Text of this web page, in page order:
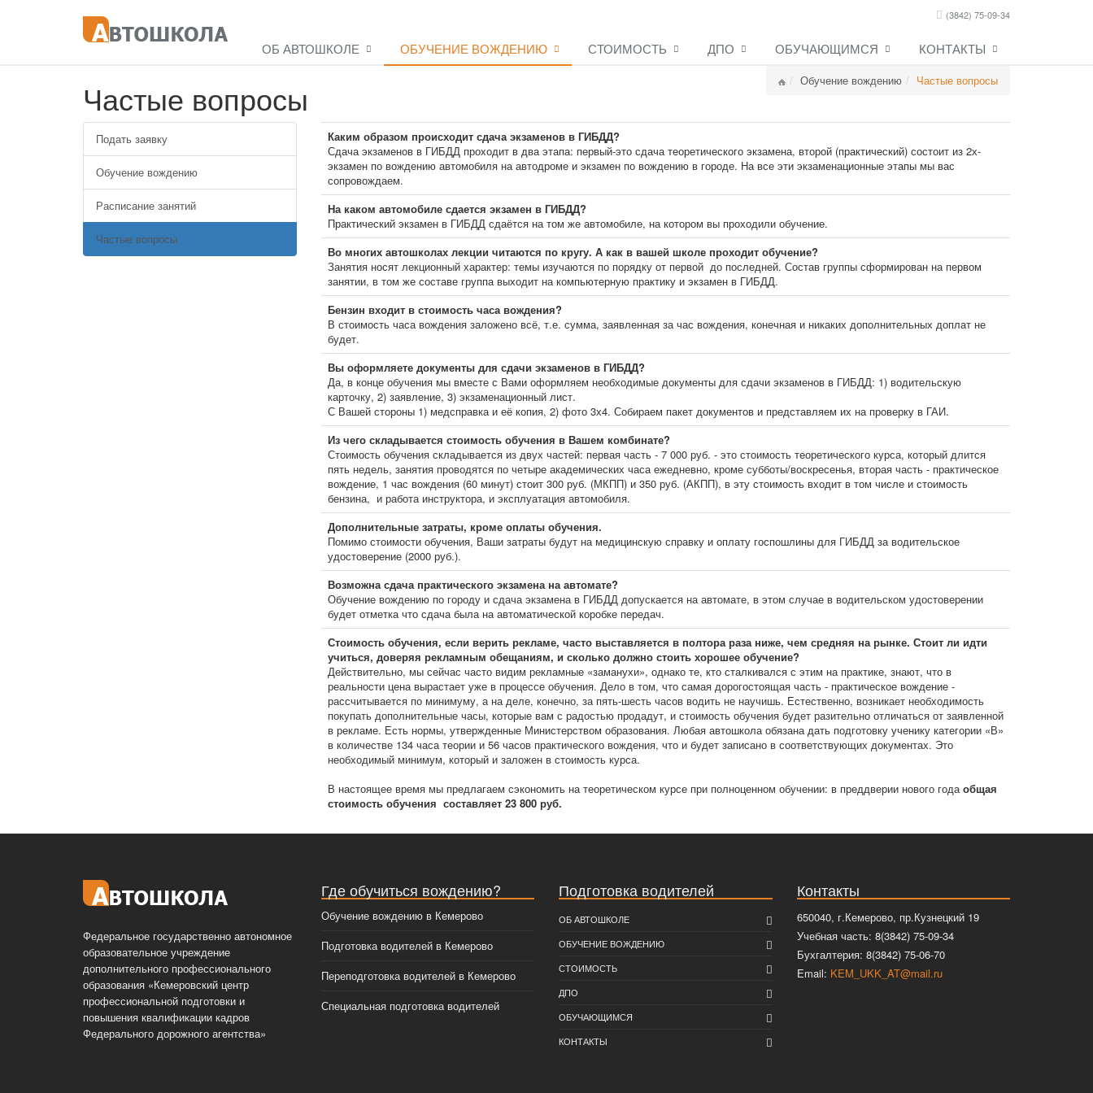
(3842) 75-09-34
ОБ АВТОШКОЛЕ ОБУЧЕНИЕ ВОЖДЕНИЮ СТОИМОСТЬ ДПО ОБУЧАЮЩИМСЯ КОНТАКТЫ
Частые вопросы Обучение вождению Частые вопросы
Подать заявку
Обучение вождению
Расписание занятий
Частые вопросы
Каким образом происходит сдача экзаменов в ГИБДД?
Сдача экзаменов в ГИБДД проходит в два этапа: первый-это сдача теоретического экзамена, второй (практический) состоит из 2х-
экзамен по вождению автомобиля на автодроме и экзамен по вождению в городе. На все эти экзаменационные этапы мы вас
сопровождаем.
На каком автомобиле сдается экзамен в ГИБДД?
Практический экзамен в ГИБДД сдаётся на том же автомобиле, на котором вы проходили обучение.
Во многих автошколах лекции читаются по кругу. А как в вашей школе проходит обучение?
Занятия носят лекционный характер: темы изучаются по порядку от первой до последней. Состав группы сформирован на первом
занятии, в том же составе группа выходит на компьютерную практику и экзамен в ГИБДД.
Бензин входит в стоимость часа вождения?
В стоимость часа вождения заложено всё, т.е. сумма, заявленная за час вождения, конечная и никаких дополнительных доплат не
будет.
Вы оформляете документы для сдачи экзаменов в ГИБДД?
Да, в конце обучения мы вместе с Вами оформляем необходимые документы для сдачи экзаменов в ГИБДД: 1) водительскую
карточку, 2) заявление, 3) экзаменационный лист.
С Вашей стороны 1) медсправка и её копия, 2) фото 3х4. Собираем пакет документов и представляем их на проверку в ГАИ.
Из чего складывается стоимость обучения в Вашем комбинате?
Стоимость обучения складывается из двух частей: первая часть - 7 000 руб. - это стоимость теоретического курса, который длится
пять недель, занятия проводятся по четыре академических часа ежедневно, кроме субботы/воскресенья, вторая часть - практическое
вождение, 1 час вождения (60 минут) стоит 300 руб. (МКПП) и 350 руб. (АКПП), в эту стоимость входит в том числе и стоимость
бензина, и работа инструктора, и эксплуатация автомобиля.
Дополнительные затраты, кроме оплаты обучения.
Помимо стоимости обучения, Ваши затраты будут на медицинскую справку и оплату госпошлины для ГИБДД за водительское
удостоверение (2000 руб.).
Возможна сдача практического экзамена на автомате?
Обучение вождению по городу и сдача экзамена в ГИБДД допускается на автомате, в этом случае в водительском удостоверении
будет отметка что сдача была на автоматической коробке передач.
Стоимость обучения, если верить рекламе, часто выставляется в полтора раза ниже, чем средняя на рынке. Стоит ли идти
учиться, доверяя рекламным обещаниям, и сколько должно стоить хорошее обучение?
Действительно, мы сейчас часто видим рекламные «заманухи», однако те, кто сталкивался с этим на практике, знают, что в
реальности цена вырастает уже в процессе обучения. Дело в том, что самая дорогостоящая часть - практическое вождение -
рассчитывается по минимуму, а на деле, конечно, за пять-шесть часов водить не научишь. Естественно, возникает необходимость
покупать дополнительные часы, которые вам с радостью продадут, и стоимость обучения будет разительно отличаться от заявленной
в рекламе. Есть нормы, утвержденные Министерством образования. Любая автошкола обязана дать подготовку ученику категории «В»
в количестве 134 часа теории и 56 часов практического вождения, что и будет записано в соответствующих документах. Это
необходимый минимум, который и заложен в стоимость курса.
В настоящее время мы предлагаем сэкономить на теоретическом курсе при полноценном обучении: в преддверии нового годаобщая
стоимость обучения составляет 23 800 руб.
Федеральное государственно автономное
образовательное учреждение
дополнительного профессионального
образования «Кемеровский центр
профессиональной подготовки и
повышения квалификации кадров
Федерального дорожного агентства»
Где обучиться вождению?
Обучение вождению в Кемерово
Подготовка водителей в Кемерово
Переподготовка водителей в Кемерово
Специальная подготовка водителей
Подготовка водителей
ОБ АВТОШКОЛЕ
ОБУЧЕНИЕ ВОЖДЕНИЮ
СТОИМОСТЬ
ДПО
ОБУЧАЮЩИМСЯ
КОНТАКТЫ
Контакты
650040, г.Кемерово, пр.Кузнецкий 19
Учебная часть: 8(3842) 75-09-34
Бухгалтерия: 8(3842) 75-06-70
Email: KEM_UKK_AT@mail.ru